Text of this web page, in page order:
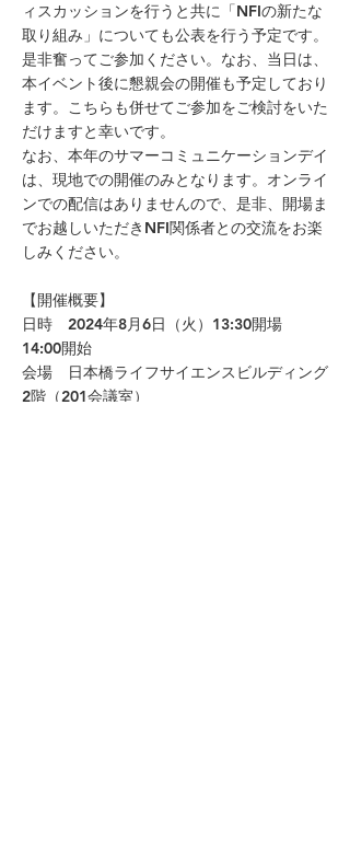
ィスカッションを行うと共に「NFIの新たな
取り組み」についても公表を行う予定です。
是非奮ってご参加ください。なお、当日は、
本イベント後に懇親会の開催も予定しており
ます。こちらも併せてご参加をご検討をいた
だけますと幸いです。
なお、本年のサマーコミュニケーションデイ
は、現地での開催のみとなります。オンライ
ンでの配信はありませんので、是非、開場ま
でお越しいただきNFI関係者との交流をお楽
しみください。
【開催概要】
日時 2024年8月6日（火）13:30開場
14:00開始
会場 日本橋ライフサイエンスビルディング
2階（201会議室）